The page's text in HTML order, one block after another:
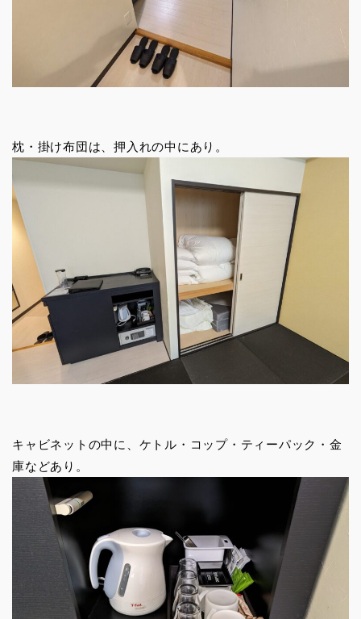
枕・掛け布団は、押入れの中にあり。
キャビネットの中に、ケトル・コップ・ティーパック・金
庫などあり。